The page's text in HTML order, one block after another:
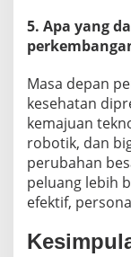
5. Apa yang
Masa depan
kesehatan
kemajuan
robotik, dan
perubahan
peluang lebih
efektif,